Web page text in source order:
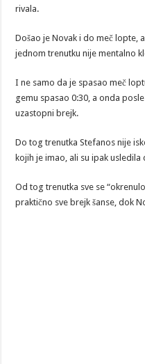
rivala.
Došao je Novak i do meč lopte,
jednom trenutku nije mentalno
I ne samo da je spasao meč
gemu spasao 0:30, a onda
uzastopni brejk.
Do tog trenutka Stefanos nije
kojih je imao, ali su ipak usledila
Od tog trenutka sve se
praktično sve brejk šanse, dok